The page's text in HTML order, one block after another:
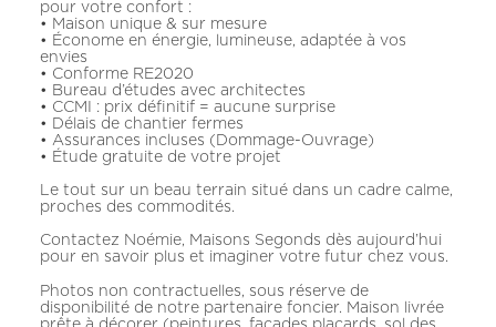
pour votre confort :
• Maison unique & sur mesure
• Économe en énergie, lumineuse, adaptée à vos
envies
• Conforme RE2020
• Bureau d’études avec architectes
• CCMI : prix définitif = aucune surprise
• Délais de chantier fermes
• Assurances incluses (Dommage-Ouvrage)
• Étude gratuite de votre projet
Le tout sur un beau terrain situé dans un cadre calme,
proches des commodités.
Contactez Noémie, Maisons Segonds dès aujourd’hui
pour en savoir plus et imaginer votre futur chez vous.
Photos non contractuelles, sous réserve de
disponibilité de notre partenaire foncier. Maison livrée